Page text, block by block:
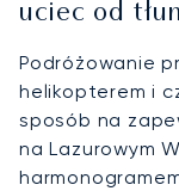
uciec od
Podróżowanie
helikopterem i
sposób na
na Lazurowym